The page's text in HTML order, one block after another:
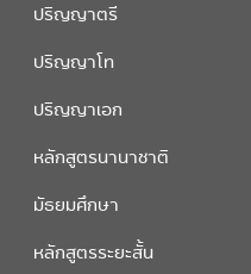
ปริญญาตรี
ปริญญาโท
ปริญญาเอก
หลักสูตรนานาชาติ
มัธยมศึกษา
หลักสูตรระยะสั้น